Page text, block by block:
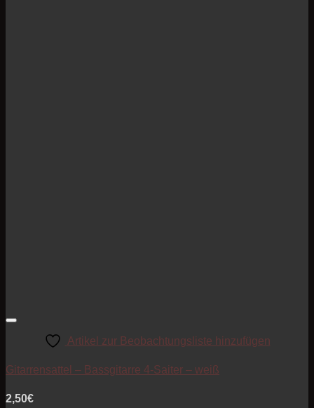
Artikel zur Beobachtungsliste hinzufügen
Gitarrensattel – Bassgitarre 4-Saiter – weiß
2,50€